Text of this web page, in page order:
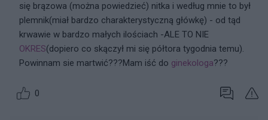
się brązowa (można powiedzieć) nitka i według mnie to był
plemnik(miał bardzo charakterystyczną główkę) - od tąd
krwawie w bardzo małych ilościach -ALE TO NIE
OKRES(dopiero co skączył mi się półtora tygodnia temu).
Powinnam sie martwić???Mam iść do ginekologa???
0